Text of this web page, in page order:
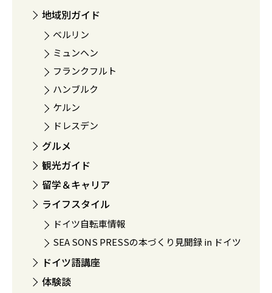
地域別ガイド
ベルリン
ミュンヘン
フランクフルト
ハンブルク
ケルン
ドレスデン
グルメ
観光ガイド
留学＆キャリア
ライフスタイル
ドイツ自転車情報
SEA SONS PRESSの本づくり見聞録 in ドイツ
ドイツ語講座
体験談